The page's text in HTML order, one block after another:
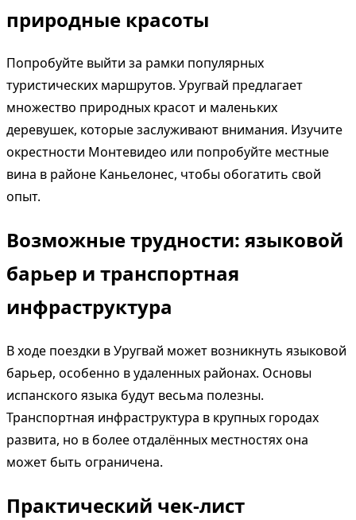
природные красоты
Попробуйте выйти за рамки популярных
туристических маршрутов. Уругвай предлагает
множество природных красот и маленьких
деревушек, которые заслуживают внимания. Изучите
окрестности Монтевидео или попробуйте местные
вина в районе Каньелонес, чтобы обогатить свой
опыт.
Возможные трудности: языковой
барьер и транспортная
инфраструктура
В ходе поездки в Уругвай может возникнуть языковой
барьер, особенно в удаленных районах. Основы
испанского языка будут весьма полезны.
Транспортная инфраструктура в крупных городах
развита, но в более отдалённых местностях она
может быть ограничена.
Практический чек-лист